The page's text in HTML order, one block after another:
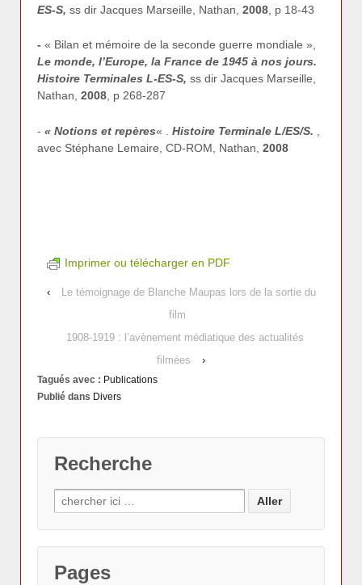
ES-S, ss dir Jacques Marseille, Nathan, 2008 , p 18-43
- « Bilan et mémoire de la seconde guerre mondiale »,
Le monde, l’Europe, la France de 1945 à nos jours.
Histoire Terminales L-ES-S, ss dir Jacques Marseille,
Nathan, 2008, p 268-287
- « Notions et repères« . Histoire Terminale L/ES/S.
avec Stéphane Lemaire, CD-ROM, Nathan, 2008
Imprimer ou télécharger en PDF
‹
Le témoignage de Blanche Maupas lors de la sortie du
film
1908-1919 : l’avènement médiatique des actualités
filmées
›
Tagués avec : Publications
Publié dans Divers
Recherche
Pages